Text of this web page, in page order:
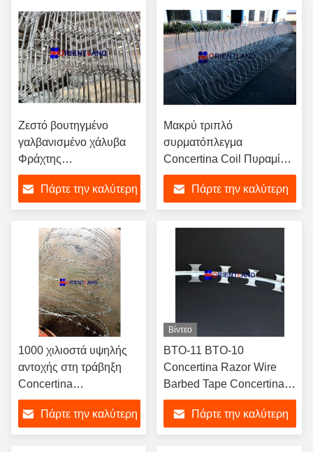
Ζεστό βουτηγμένο
γαλβανισμένο χάλυβα
Φράχτης
συρματόπλεγμα
Concertina Coil 500m
συρματόπλεγμα
Πάρτε την καλύτερη
Μακρύ τριπλό
συρματόπλεγμα
Concertina Coil Πυραμίδα
ξυράφι λεπίδα Σύρμα
δωρεάν δείγμα
Πάρτε την καλύτερη
1000 χιλιοστά υψηλής
αντοχής στη τράβηξη
Concertina
συρματόπλεγμα 15m 68
σπείρεςΠάρτε την καλύτερη
Βίντεο
ΒΤΟ-11 ΒΤΟ-10
Concertina Razor Wire
Barbed Tape Concertina
Σπείρες
Πάρτε την καλύτερη